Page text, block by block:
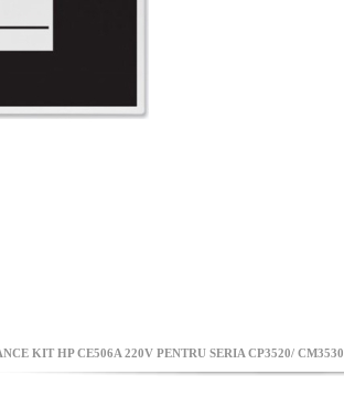
KIT HP CE506A 220V PENTRU SERIA CP3520/ CM3530